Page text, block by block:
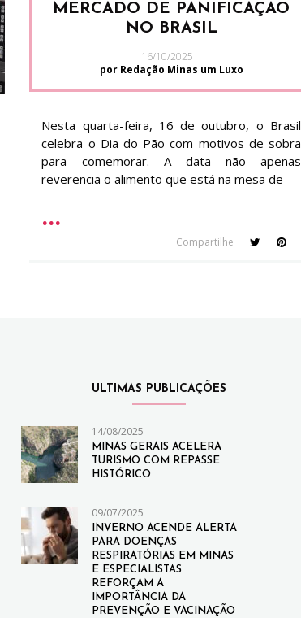
MERCADO DE PANIFICAÇÃO
NO BRASIL
16/10/2025
por Redação Minas um Luxo
Nesta quarta-feira, 16 de outubro, o Brasil
celebra o Dia do Pão com motivos de sobra
para comemorar. A data não apenas
reverencia o alimento que está na mesa de
Compartilhe
ULTIMAS PUBLICAÇÕES
14/08/2025
MINAS GERAIS ACELERA
TURISMO COM REPASSE
HISTÓRICO
09/07/2025
INVERNO ACENDE ALERTA
PARA DOENÇAS
RESPIRATÓRIAS EM MINAS
E ESPECIALISTAS
REFORÇAM A
IMPORTÂNCIA DA
PREVENÇÃO E VACINAÇÃO